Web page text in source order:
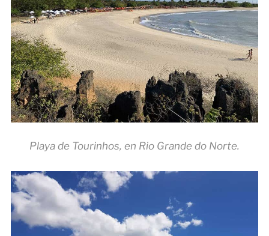
Playa de Tourinhos, en Rio Grande do Norte.